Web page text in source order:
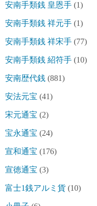
安南手類銭 皇恩手 (1)
安南手類銭 祥元手 (1)
安南手類銭 祥宋手 (77)
安南手類銭 紹符手 (10)
安南歴代銭 (881)
安法元宝 (41)
宋元通宝 (2)
宝永通宝 (24)
宣和通宝 (176)
宣徳通宝 (3)
富士1銭アルミ貨 (10)